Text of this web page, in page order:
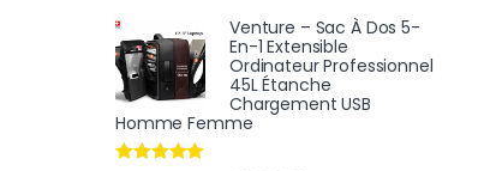
Venture – Sac À Dos 5-
En-1 Extensible
Ordinateur Professionnel
45L Étanche
Chargement USB
Homme Femme